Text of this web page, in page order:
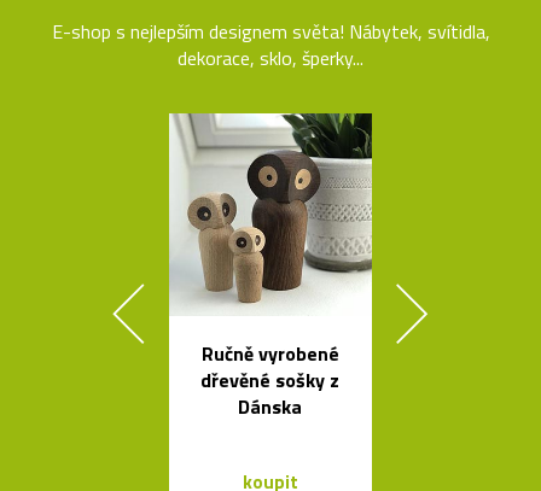
E-shop s nejlepším designem světa! Nábytek, svítidla,
dekorace, sklo, šperky...
Ručně vyrobené
dřevěné sošky z
Dánska
koupit